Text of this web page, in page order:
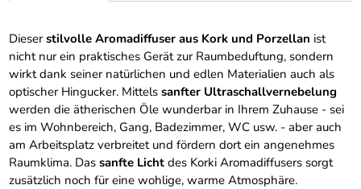
Dieserstilvolle Aromadiffuser aus Kork und Porzellan ist
nicht nur ein praktisches Gerät zur Raumbeduftung, sondern
wirkt dank seiner natürlichen und edlen Materialien auch als
optischer Hingucker. Mittelssanfter Ultraschallvernebelung
werden die ätherischen Öle wunderbar in Ihrem Zuhause - sei
es im Wohnbereich, Gang, Badezimmer, WC usw. - aber auch
am Arbeitsplatz verbreitet und fördern dort ein angenehmes
Raumklima. Dassanfte Licht des Korki Aromadiffusers sorgt
zusätzlich noch für eine wohlige, warme Atmosphäre.